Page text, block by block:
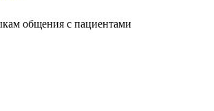
общения с пациентами